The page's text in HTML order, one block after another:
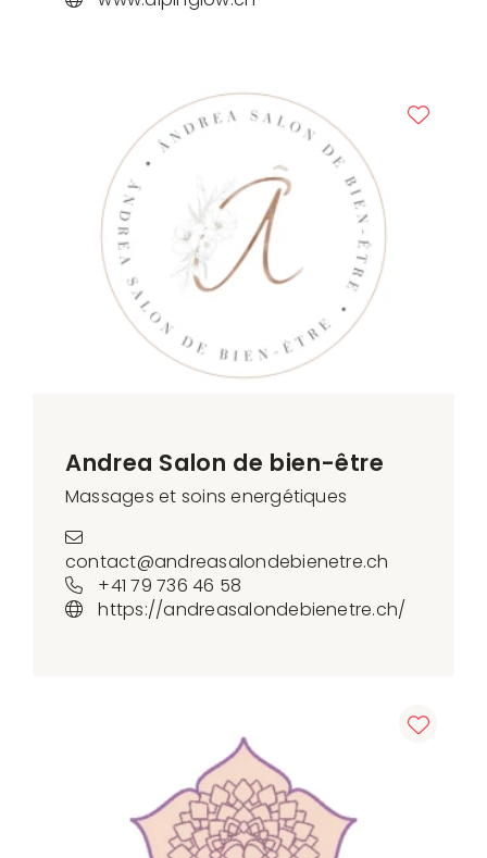
Andrea Salon de bien-être
Massages et soins energétiques
contact@andreasalondebienetre.ch
+41 79 736 46 58
https://andreasalondebienetre.ch/